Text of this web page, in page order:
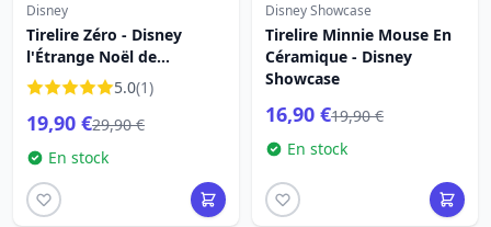
Disney
Tirelire Zéro - Disney
l'Étrange Noël de
Monsieur Jack
5.0(1)
19,90 €29,90 €
En stock
Disney Showcase
Tirelire Minnie Mouse En
Céramique - Disney
Showcase
16,90 €19,90 €
En stock